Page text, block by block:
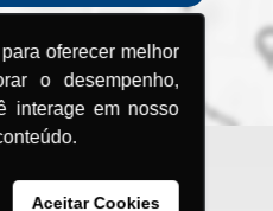
oferecer melhor
o desempenho,
interage em nosso
Aceitar Cookies